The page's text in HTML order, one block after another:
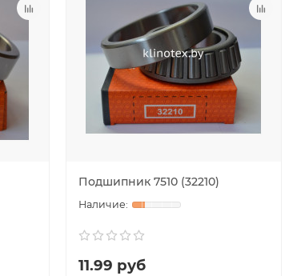
Подшипник 7510 (32210)
11.99 руб